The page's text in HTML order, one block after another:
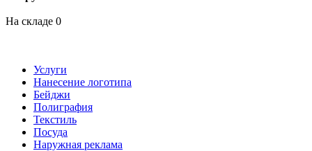
На складе 0
Услуги
Нанесение логотипа
Бейджи
Полиграфия
Текстиль
Посуда
Наружная реклама